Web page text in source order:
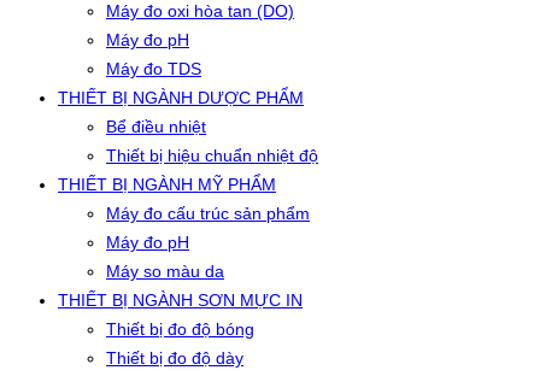
Máy đo oxi hòa tan (DO)
Máy đo pH
Máy đo TDS
THIẾT BỊ NGÀNH DƯỢC PHẨM
Bể điều nhiệt
Thiết bị hiệu chuẩn nhiệt độ
THIẾT BỊ NGÀNH MỸ PHẨM
Máy đo cấu trúc sản phẩm
Máy đo pH
Máy so màu da
THIẾT BỊ NGÀNH SƠN MỰC IN
Thiết bị đo độ bóng
Thiết bị đo độ dày